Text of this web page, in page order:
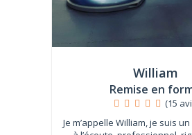
William
Remise en
(15
Je m’appelle William, je suis